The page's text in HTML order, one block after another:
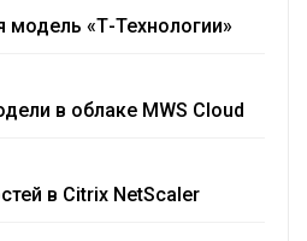
модель «Т-Технологии»
в облаке MWS Cloud
в Citrix NetScaler